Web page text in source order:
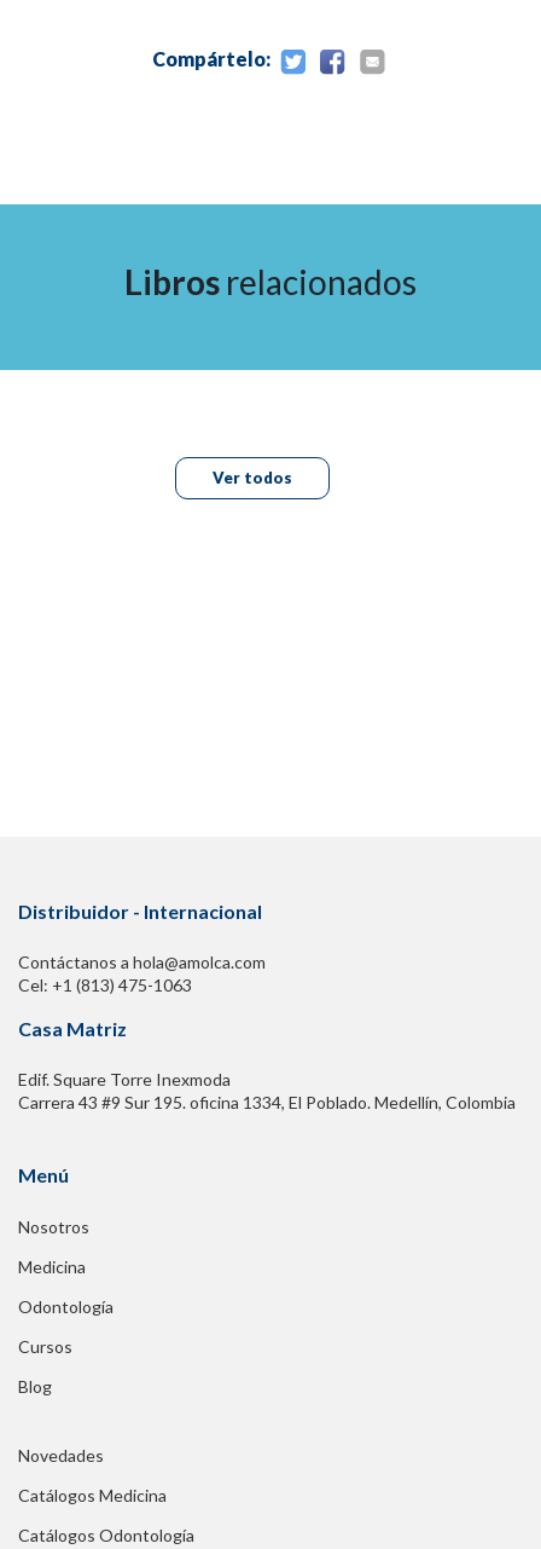
Compártelo:
Libros relacionados
Ver todos
Distribuidor - Internacional
Contáctanos a hola@amolca.com
Cel: +1 (813) 475-1063
Casa Matriz
Edif. Square Torre Inexmoda
Carrera 43 #9 Sur 195. oficina 1334, El Poblado. Medellín, Colombia
Menú
Nosotros
Medicina
Odontología
Cursos
Blog
Novedades
Catálogos Medicina
Catálogos Odontología